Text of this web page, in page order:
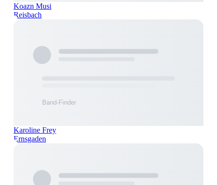
Koazn Musi
Reisbach
Karoline Frey
Ernsgaden